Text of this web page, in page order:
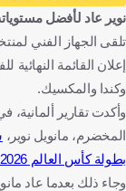
الدوري الألماني
كأس العالم
نوير عاد لأفضل
تلقى الجهاز الفني
إعلان القائمة
وكندا والمكسيك.
وأكدت تقارير
المخضرم، مانويل نوير،
بطولة كأس العالم 2026
وجاء ذلك بعدما عاد